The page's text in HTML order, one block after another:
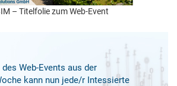
– Titelfolie zum Web-Event
Web-Events aus der
kann nun jede/r Intessierte